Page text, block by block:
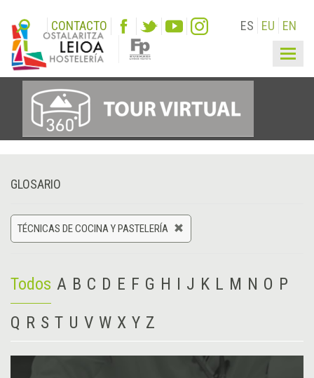
CONTACTO ES EU EN
GLOSARIO
TÉCNICAS DE COCINA Y PASTELERÍA
Todos A B C D E F G H I J K L M N O P
Q R S T U V W X Y Z